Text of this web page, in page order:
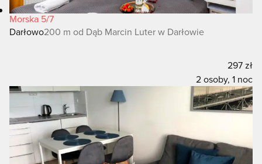
Morska 5/7
Darłowo200 m od Dąb Marcin Luter w Darłowie
297 zł
2 osoby, 1 noc